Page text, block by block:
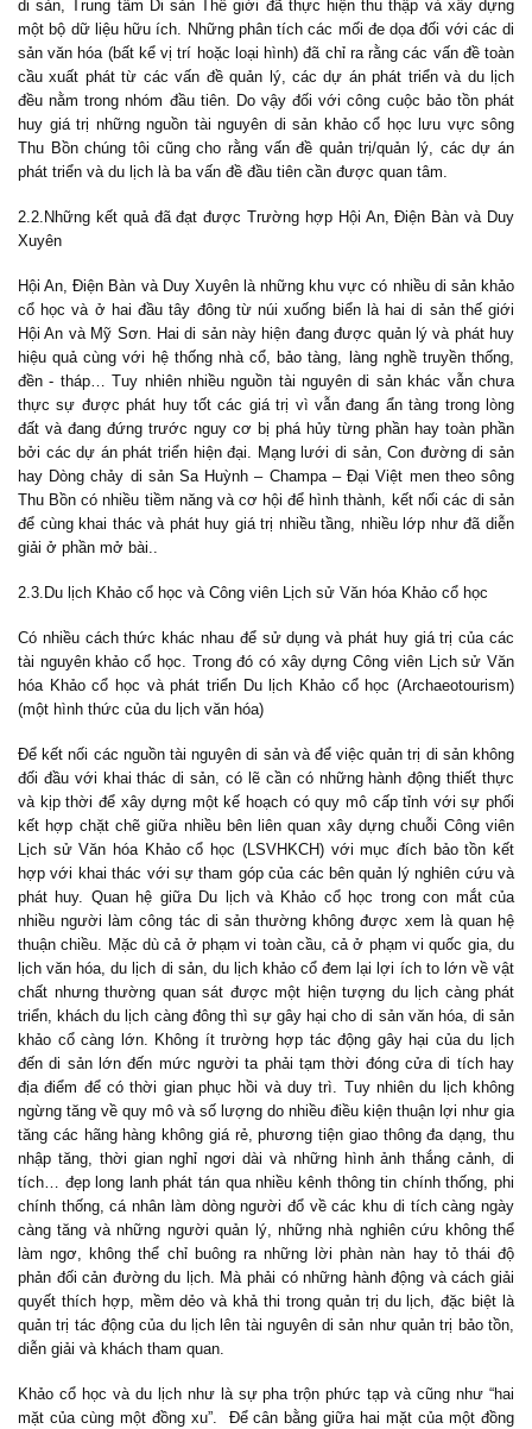
di sản, Trung tâm Di sản Thế giới đã thực hiện thu thập và xây dựng
một bộ dữ liệu hữu ích. Những phân tích các mối đe dọa đối với các di
sản văn hóa (bất kể vị trí hoặc loại hình) đã chỉ ra rằng các vấn đề toàn
cầu xuất phát từ các vấn đề quản lý, các dự án phát triển và du lịch
đều nằm trong nhóm đầu tiên. Do vậy đối với công cuộc bảo tồn phát
huy giá trị những nguồn tài nguyên di sản khảo cổ học lưu vực sông
Thu Bồn chúng tôi cũng cho rằng vấn đề quản trị/quản lý, các dự án
phát triển và du lịch là ba vấn đề đầu tiên cần được quan tâm.
2.2.Những kết quả đã đạt được Trường hợp Hội An, Điện Bàn và Duy
Xuyên
Hội An, Điện Bàn và Duy Xuyên là những khu vực có nhiều di sản khảo
cổ học và ở hai đầu tây đông từ núi xuống biển là hai di sản thế giới
Hội An và Mỹ Sơn. Hai di sản này hiện đang được quản lý và phát huy
hiệu quả cùng với hệ thống nhà cổ, bảo tàng, làng nghề truyền thống,
đền - tháp… Tuy nhiên nhiều nguồn tài nguyên di sản khác vẫn chưa
thực sự được phát huy tốt các giá trị vì vẫn đang ẩn tàng trong lòng
đất và đang đứng trước nguy cơ bị phá hủy từng phần hay toàn phần
bởi các dự án phát triển hiện đại. Mạng lưới di sản, Con đường di sản
hay Dòng chảy di sản Sa Huỳnh – Champa – Đại Việt men theo sông
Thu Bồn có nhiều tiềm năng và cơ hội để hình thành, kết nối các di sản
để cùng khai thác và phát huy giá trị nhiều tầng, nhiều lớp như đã diễn
giải ở phần mở bài..
2.3.Du lịch Khảo cổ học và Công viên Lịch sử Văn hóa Khảo cổ học
Có nhiều cách thức khác nhau để sử dụng và phát huy giá trị của các
tài nguyên khảo cổ học. Trong đó có xây dựng Công viên Lịch sử Văn
hóa Khảo cổ học và phát triển Du lịch Khảo cổ học (Archaeotourism)
(một hình thức của du lịch văn hóa)
Để kết nối các nguồn tài nguyên di sản và để việc quản trị di sản không
đối đầu với khai thác di sản, có lẽ cần có những hành động thiết thực
và kịp thời để xây dựng một kế hoạch có quy mô cấp tỉnh với sự phối
kết hợp chặt chẽ giữa nhiều bên liên quan xây dựng chuỗi Công viên
Lịch sử Văn hóa Khảo cổ học (LSVHKCH) với mục đích bảo tồn kết
hợp với khai thác với sự tham góp của các bên quản lý nghiên cứu và
phát huy. Quan hệ giữa Du lịch và Khảo cổ học trong con mắt của
nhiều người làm công tác di sản thường không được xem là quan hệ
thuận chiều. Mặc dù cả ở phạm vi toàn cầu, cả ở phạm vi quốc gia, du
lịch văn hóa, du lịch di sản, du lịch khảo cổ đem lại lợi ích to lớn về vật
chất nhưng thường quan sát được một hiện tượng du lịch càng phát
triển, khách du lịch càng đông thì sự gây hại cho di sản văn hóa, di sản
khảo cổ càng lớn. Không ít trường hợp tác động gây hại của du lịch
đến di sản lớn đến mức người ta phải tạm thời đóng cửa di tích hay
địa điểm để có thời gian phục hồi và duy trì. Tuy nhiên du lịch không
ngừng tăng về quy mô và số lượng do nhiều điều kiện thuận lợi như gia
tăng các hãng hàng không giá rẻ, phương tiện giao thông đa dạng, thu
nhập tăng, thời gian nghỉ ngơi dài và những hình ảnh thắng cảnh, di
tích… đẹp long lanh phát tán qua nhiều kênh thông tin chính thống, phi
chính thống, cá nhân làm dòng người đổ về các khu di tích càng ngày
càng tăng và những người quản lý, những nhà nghiên cứu không thể
làm ngơ, không thể chỉ buông ra những lời phàn nàn hay tỏ thái độ
phản đối cản đường du lịch. Mà phải có những hành động và cách giải
quyết thích hợp, mềm dẻo và khả thi trong quản trị du lịch, đặc biệt là
quản trị tác động của du lịch lên tài nguyên di sản như quản trị bảo tồn,
diễn giải và khách tham quan.
Khảo cổ học và du lịch như là sự pha trộn phức tạp và cũng như “hai
mặt của cùng một đồng xu”. Để cân bằng giữa hai mặt của một đồng